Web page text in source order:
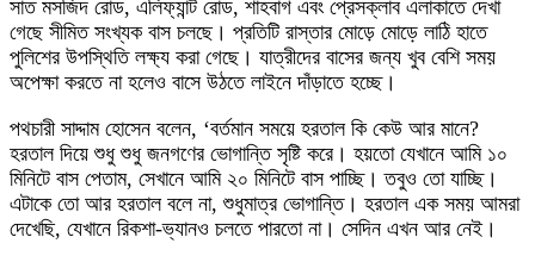
সাত মসজিদ রোড, এলিফ্যান্ট রোড, শাহবাগ এবং প্রেসক্লাব এলাকাতে দেখা
গেছে সীমিত সংখ্যক বাস চলছে। প্রতিটি রাস্তার মোড়ে মোড়ে লাঠি হাতে
পুলিশের উপস্থিতি লক্ষ্য করা গেছে। যাত্রীদের বাসের জন্য খুব বেশি সময়
অপেক্ষা করতে না হলেও বাসে উঠতে লাইনে দাঁড়াতে হচ্ছে।
পথচারী সাদ্দাম হোসেন বলেন, ‘বর্তমান সময়ে হরতাল কি কেউ আর মানে?
হরতাল দিয়ে শুধু শুধু জনগণের ভোগান্তি সৃষ্টি করে। হয়তো যেখানে আমি ১০
মিনিটে বাস পেতাম, সেখানে আমি ২০ মিনিটে বাস পাচ্ছি। তবুও তো যাচ্ছি।
এটাকে তো আর হরতাল বলে না, শুধুমাত্র ভোগান্তি। হরতাল এক সময় আমরা
দেখেছি, যেখানে রিকশা-ভ্যানও চলতে পারতো না। সেদিন এখন আর নেই।